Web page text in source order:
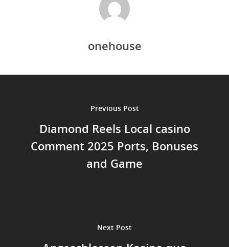
onehouse
Previous Post
Diamond Reels Local casino
Comment 2025 Ports, Bonuses
and Game
Next Post